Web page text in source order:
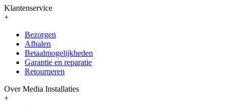
Klantenservice
+
Bezorgen
Afhalen
Betaalmogelijkheden
Garantie en reparatie
Retourneren
Over Media Installaties
+